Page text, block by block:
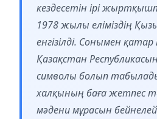
кездесетін ірі
1978 жылы еліміздің
енгізілді. Сонымен
Қазақстан
символы болып
халқының баға жетпес
мәдени мұрасын